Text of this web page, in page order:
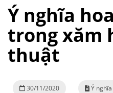
Liên hệ
Ý nghĩa
trong xăm
thuật
30/11/2020 Ý